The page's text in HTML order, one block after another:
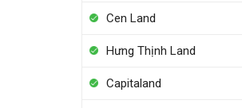
Cen Land
Hưng Thịnh Land
Capitaland